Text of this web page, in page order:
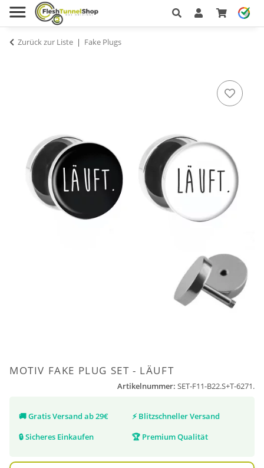
Zurück zur Liste Fake Plugs
MOTIV FAKE PLUG SET - LÄUFT
Artikelnummer: SET-F11-B22.S+T-6271.
🚚Gratis Versand ab 29€ ⚡ Blitzschneller Versand
🔒Sicheres Einkaufen 🏆 Premium Qualität